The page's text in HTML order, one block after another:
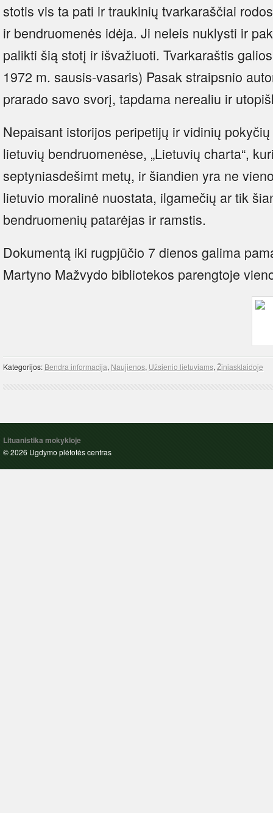
stotis vis ta pati ir traukinių tvarkaraščiai
ir bendruomenės idėja. Ji neleis nuklysti ir
palikti šią stotį ir išvažiuoti. Tvarkaraštis
1972 m. sausis-vasaris) Pasak straipsnio
prarado savo svorį, tapdama nerealiu ir
Nepaisant istorijos peripetijų ir vidinių
lietuvių bendruomenėse, „Lietuvių charta“,
septyniasdešimt metų, ir šiandien yra ne
lietuvio moralinė nuostata, ilgamečių ar tik
bendruomenių patarėjas ir ramstis.
Dokumentą iki rugpjūčio 7 dienos galima
Martyno Mažvydo bibliotekos parengtoje
Kategorijos: Bendra informacija, Naujienos, Užsienio lietuviams, Žiniasklaidoje
Lituanistika mokykloje
© 2026 Ugdymo plėtotės centras